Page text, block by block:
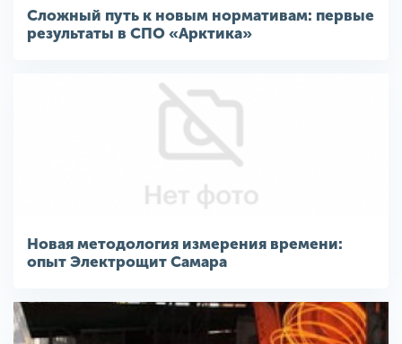
Сложный путь к новым нормативам: первые
результаты в СПО «Арктика»
Новая методология измерения времени:
опыт Электрощит Самара